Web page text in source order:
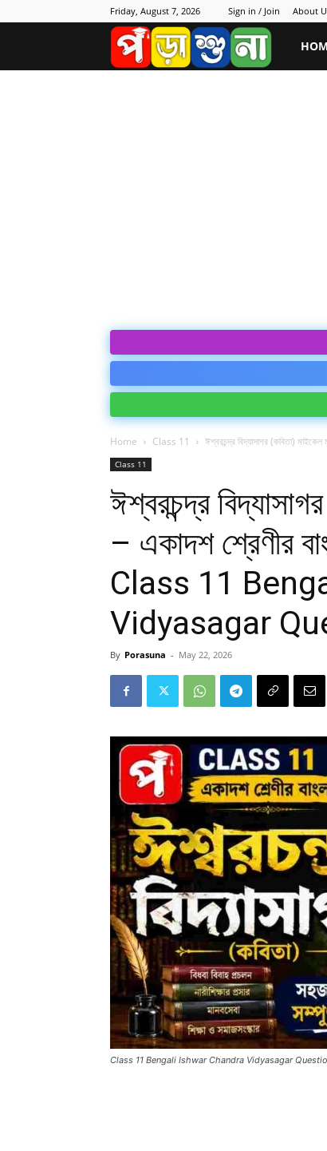
Friday, August 7, 2026 Sign in / Join About
Home Class 11 ঈশ্বরচন্দ্র বিদ্যাসাগর (কবিতা)
Class 11
ঈশ্বরচন্দ্র
– একাদশ শ্রেণীর
Class 11
Vidyasagar
By Porasuna - May 22, 2026
Class 11 Bengali Ishwar Chandra Vidyasagar